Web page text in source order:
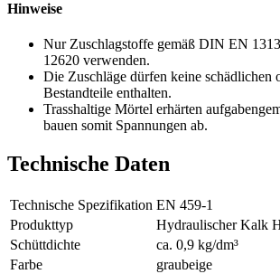
Hinweise
Nur Zuschlagstoffe gemäß DIN EN
12620 verwenden.
Die Zuschläge dürfen keine schädlichen
Bestandteile enthalten.
Trasshaltige Mörtel erhärten
bauen somit Spannungen ab.
Technische Daten
Technische Spezifikation EN 459-1
Produkttyp
Hydraulischer Kalk
Schüttdichte
ca. 0,9 kg/dm³
Farbe
graubeige